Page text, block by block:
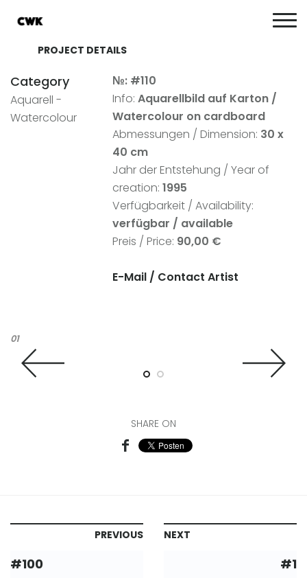
PROJECT DETAILS
Category
Aquarell -
Watercolour
№: #110
Info:Aquarellbild auf Karton /
Watercolour on cardboard
Abmessungen / Dimension: 30 x
40 cm
Jahr der Entstehung / Year of
creation:1995
Verfügbarkeit / Availability:
verfügbar / available
Preis / Price: 90,00 €
E-Mail / Contact Artist
01
SHARE ON
PREVIOUS
#100
NEXT
#1